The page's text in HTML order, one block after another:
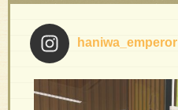
haniwa_emperor